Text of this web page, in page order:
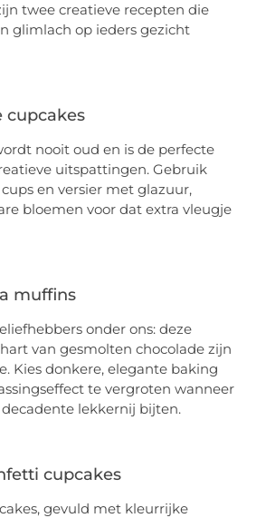
twee creatieve recepten die
glimlach op ieders gezicht
cupcakes
nooit oud en is de perfecte
uitspattingen. Gebruik
en versier met glazuur,
bloemen voor dat extra vleugje
muffins
onder ons: deze
van gesmolten chocolade zijn
Kies donkere, elegante baking
te vergroten wanneer
lekkernij bijten.
cupcakes
gevuld met kleurrijke